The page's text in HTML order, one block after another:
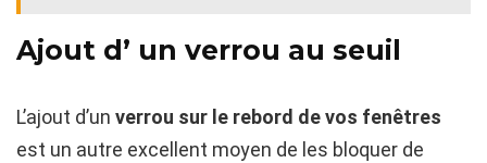
Ajout d’ un verrou au seuil
L’ajout d’un verrou sur le rebord de vos fenêtres
est un autre excellent moyen de les bloquer de